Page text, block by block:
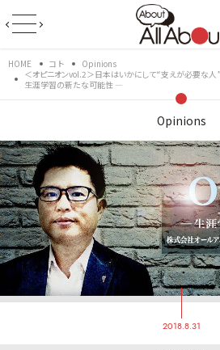
HOME コト
Opinions
＜オピニオンvol.2＞日本はいかにして“支えが必要な
生涯学習の新たな可能性 ―
Opinions
2018.8.31